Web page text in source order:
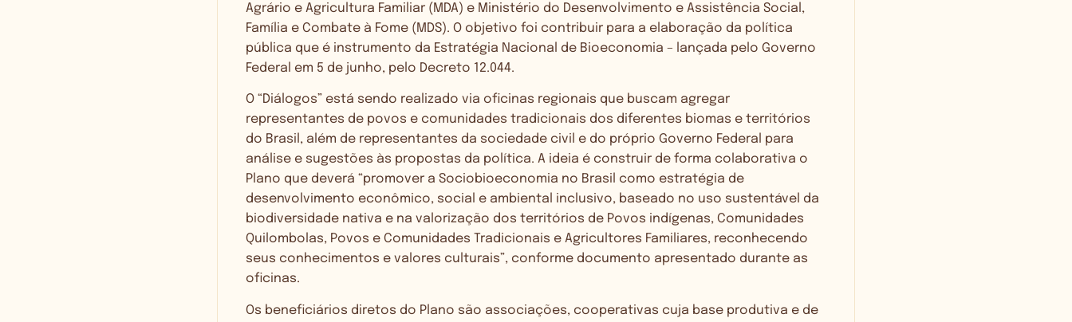
Agrário e Agricultura Familiar (MDA) e Ministério do Desenvolvimento e Assistência Social,
Família e Combate à Fome (MDS). O objetivo foi contribuir para a elaboração da política
pública que é instrumento da Estratégia Nacional de Bioeconomia – lançada pelo Governo
Federal em 5 de junho, pelo Decreto 12.044.
O “Diálogos” está sendo realizado via oficinas regionais que buscam agregar
representantes de povos e comunidades tradicionais dos diferentes biomas e territórios
do Brasil, além de representantes da sociedade civil e do próprio Governo Federal para
análise e sugestões às propostas da política. A ideia é construir de forma colaborativa o
Plano que deverá “promover a Sociobioeconomia no Brasil como estratégia de
desenvolvimento econômico, social e ambiental inclusivo, baseado no uso sustentável da
biodiversidade nativa e na valorização dos territórios de Povos indígenas, Comunidades
Quilombolas, Povos e Comunidades Tradicionais e Agricultores Familiares, reconhecendo
seus conhecimentos e valores culturais”, conforme documento apresentado durante as
oficinas.
Os beneficiários diretos do Plano são associações, cooperativas cuja base produtiva e de